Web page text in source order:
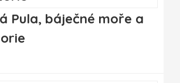
Pula, báječné moře a